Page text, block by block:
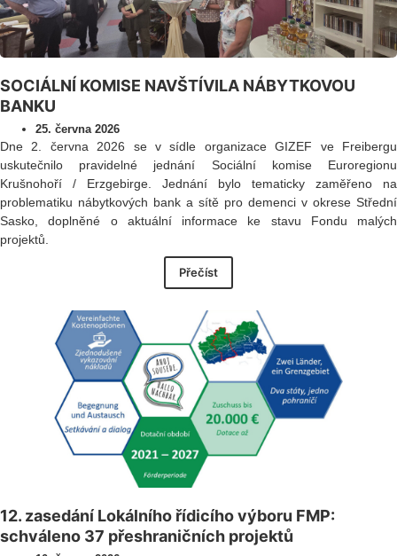
SOCIÁLNÍ KOMISE NAVŠTÍVILA NÁBYTKOVOU
BANKU
25. června 2026
Dne 2. června 2026 se v sídle organizace GIZEF ve Freibergu
uskutečnilo pravidelné jednání Sociální komise Euroregionu
Krušnohoří / Erzgebirge. Jednání bylo tematicky zaměřeno na
problematiku nábytkových bank a sítě pro demenci v okrese Střední
Sasko, doplněné o aktuální informace ke stavu Fondu malých
projektů.
Přečíst
12. zasedání Lokálního řídicího výboru FMP:
schváleno 37 přeshraničních projektů